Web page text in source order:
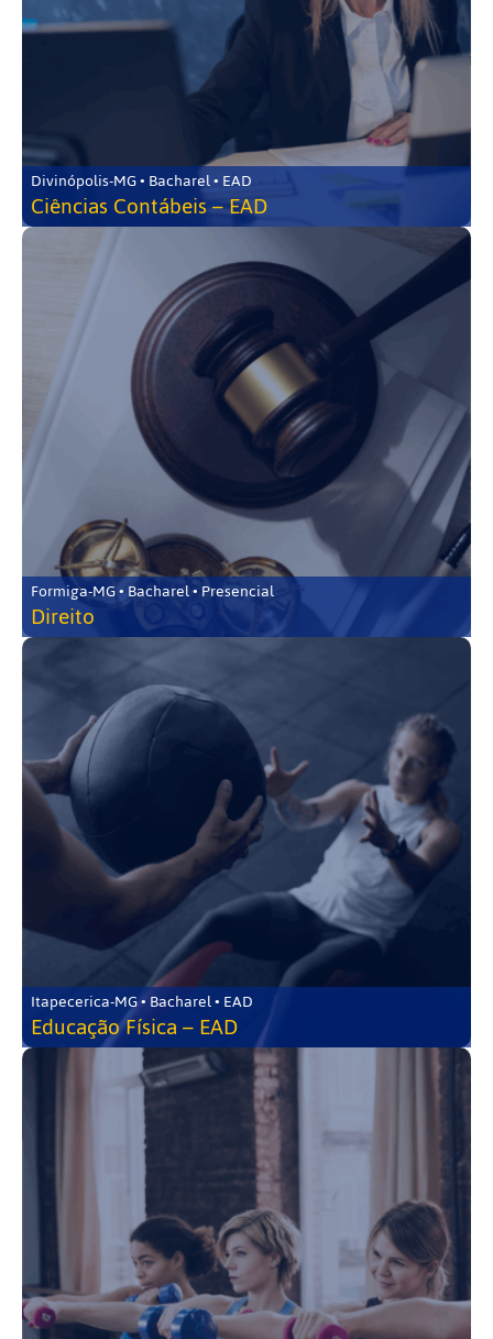
Divinópolis-MG • Bacharel • EAD
Ciências Contábeis – EAD
Formiga-MG • Bacharel • Presencial
Direito
Itapecerica-MG • Bacharel • EAD
Educação Física – EAD